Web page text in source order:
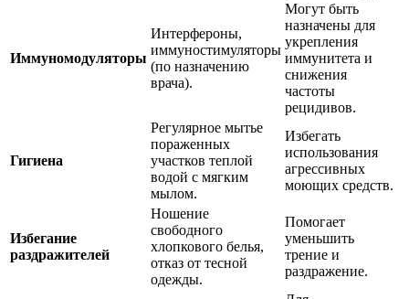
Иммуномодуляторы
Интерфероны,
иммуностимуляторы
(по назначению
врача).
Могут быть
назначены для
укрепления
иммунитета и
снижения
частоты
рецидивов.
Гигиена
Регулярное мытье
пораженных
участков теплой
водой с мягким
мылом.
Избегать
использования
агрессивных
моющих средств.
Избегание
раздражителей
Ношение
свободного
хлопкового белья,
отказ от тесной
одежды.
Помогает
уменьшить
трение и
раздражение.